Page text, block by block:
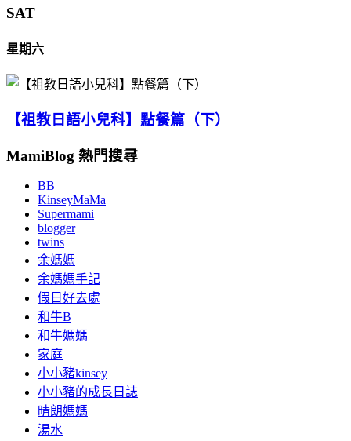
SAT
星期六
【祖教日語小兒科】點餐篇（下）
MamiBlog 熱門搜尋
BB
KinseyMaMa
Supermami
blogger
twins
余媽媽
余媽媽手記
假日好去處
和牛B
和牛媽媽
家庭
小小豬kinsey
小小豬的成長日誌
晴朗媽媽
湯水